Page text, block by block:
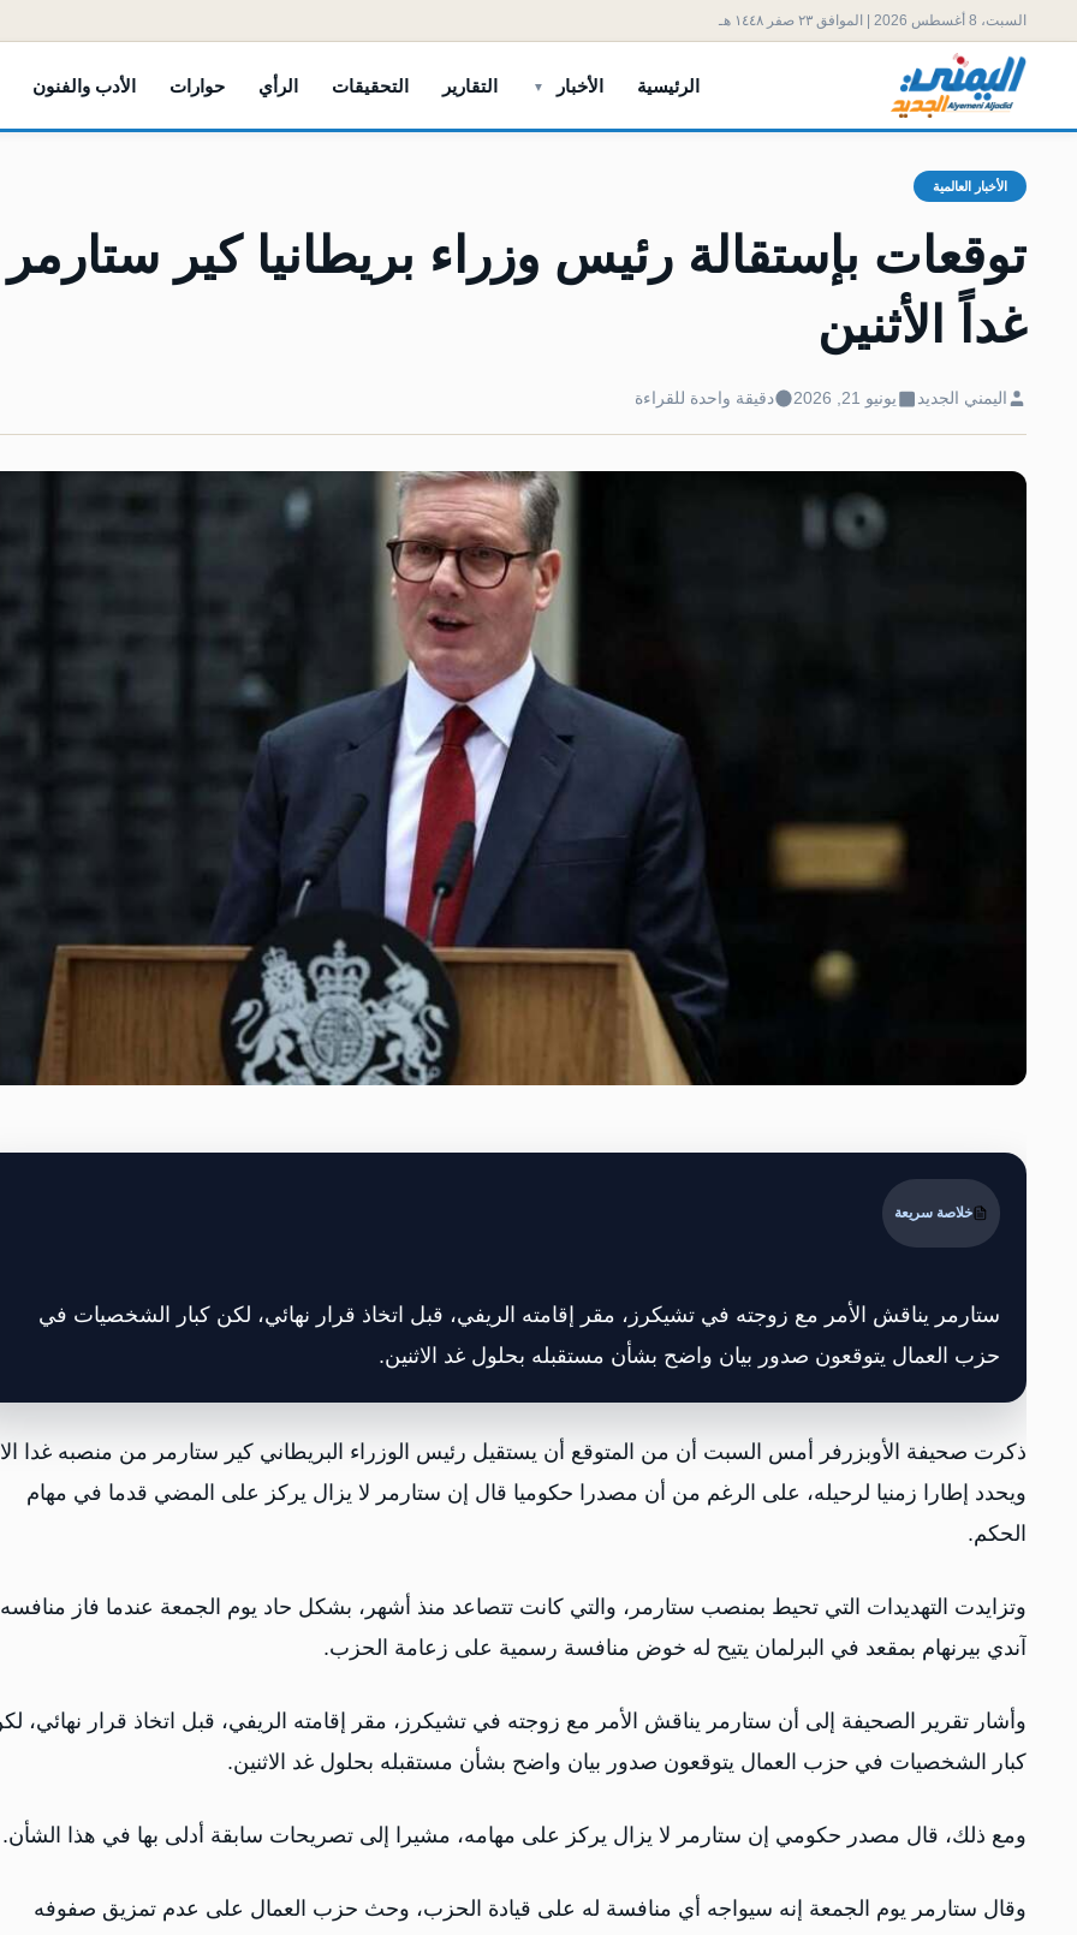
السبت، 8 أغسطس 2026 | الموافق ٢٣ صفر ١٤٤٨ هـ
الرئيسية الأخبار التقارير التحقيقات الرأي حوارات الأدب والفنون
الأخبار العالمية
توقعات بإستقالة رئيس وزراء بريطانيا كير ستارمر
غداً الأثنين
اليمني الجديد يونيو 21, 2026 دقيقة واحدة للقراءة
خلاصة سريعة
ستارمر يناقش الأمر مع زوجته في تشيكرز، مقر إقامته ​الريفي، قبل اتخاذ قرار نهائي، لكن كبار الشخصيات في
حزب العمال يتوقعون ⁠صدور بيان واضح بشأن مستقبله بحلول غد الاثنين.
ذكرت صحيفة الأوبزرفر أمس السبت أن من المتوقع أن يستقيل رئيس الوزراء البريطاني كير ستارمر من منصبه غدا
ويحدد إطارا زمنيا لرحيله، على ​الرغم من أن مصدرا حكوميا قال إن ستارمر لا يزال يركز على المضي ‌قدما في مهام
الحكم.
وتزايدت التهديدات التي تحيط بمنصب ستارمر، والتي كانت تتصاعد منذ أشهر، بشكل حاد يوم الجمعة عندما فاز منافسه
آندي بيرنهام بمقعد في البرلمان يتيح له خوض منافسة رسمية على زعامة الحزب.
وأشار ​تقرير الصحيفة إلى أن ستارمر يناقش الأمر مع زوجته في تشيكرز، مقر إقامته ​الريفي، قبل اتخاذ قرار نهائي،
كبار الشخصيات في حزب العمال يتوقعون ⁠صدور بيان واضح بشأن مستقبله بحلول غد الاثنين.
ومع ذلك، قال مصدر حكومي إن ستارمر ​لا يزال يركز على مهامه، مشيرا إلى تصريحات سابقة أدلى بها في هذا الشأن.
وقال ستارمر ​يوم الجمعة إنه سيواجه أي منافسة له على قيادة الحزب، وحث حزب العمال على عدم تمزيق صفوفه